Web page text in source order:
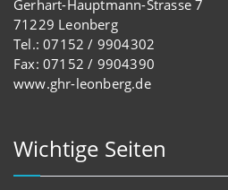
Gerhart-Hauptmann-Strasse 7
71229 Leonberg
Tel.: 07152 / 9904302
Fax: 07152 / 9904390
www.ghr-leonberg.de
Wichtige Seiten